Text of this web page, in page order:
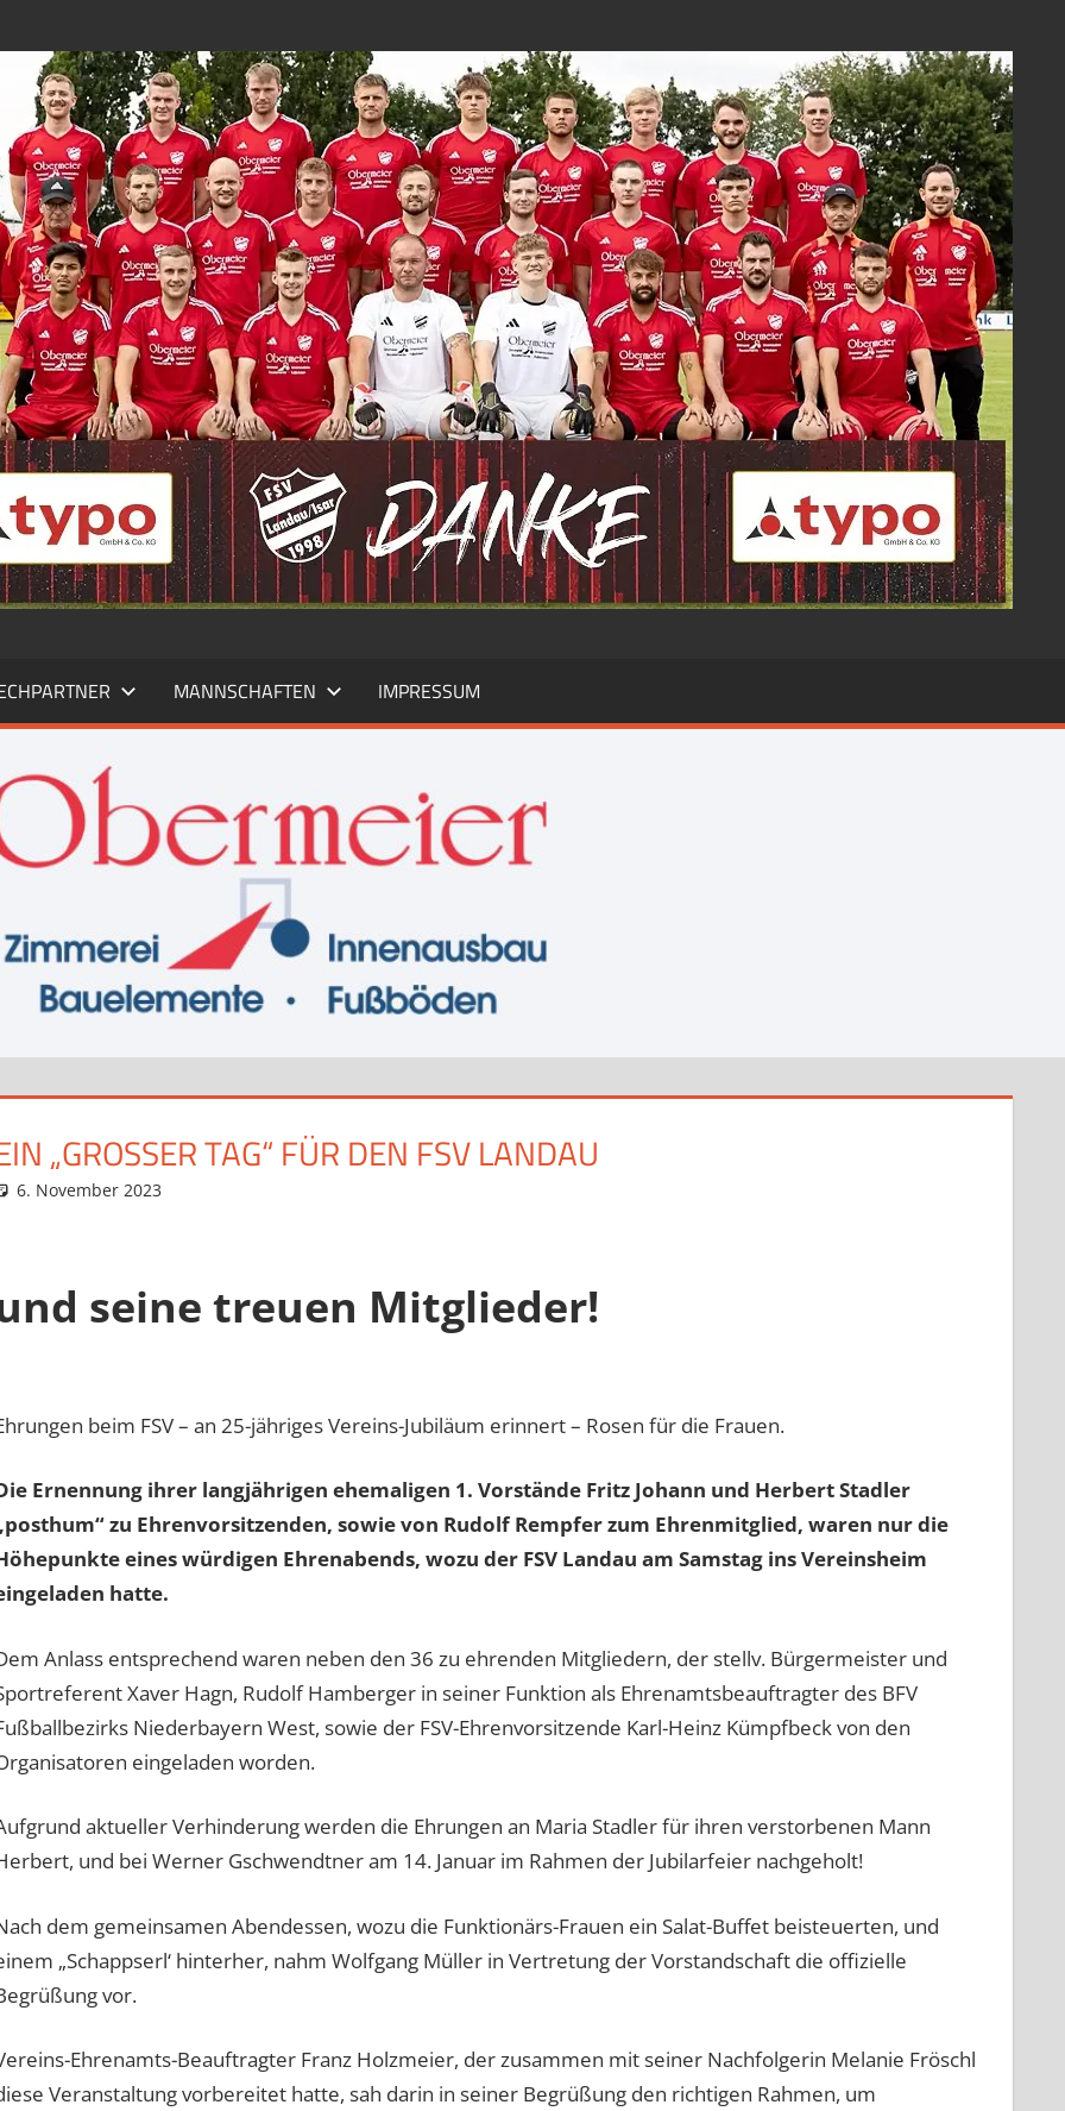
MANNSCHAFTEN IMPRESSUM
„GROSSER TAG“ FÜR DEN FSV LANDAU
6. November 2023
seine treuen Mitglieder!
beim FSV – an 25-jähriges Vereins-Jubiläum erinnert – Rosen für die Frauen.
Ernennung ihrer langjährigen ehemaligen 1. Vorstände Fritz Johann und Herbert Stadler
posthum“zu Ehrenvorsitzenden, sowie von Rudolf Rempfer zum Ehrenmitglied, waren nur die
eines würdigen Ehrenabends, wozu der FSV Landau am Samstag ins Vereinsheim
hatte.
Anlass entsprechend waren neben den 36 zu ehrenden Mitgliedern, der stellv. Bürgermeister und
Xaver Hagn, Rudolf Hamberger in seiner Funktion als Ehrenamtsbeauftragter des BFV
Niederbayern West, sowie der FSV-Ehrenvorsitzende Karl-Heinz Kümpfbeck von den
eingeladen worden.
aktueller Verhinderung werden die Ehrungen an Maria Stadler für ihren verstorbenen Mann
und bei Werner Gschwendtner am 14. Januar im Rahmen der Jubilarfeier nachgeholt!
dem gemeinsamen Abendessen, wozu die Funktionärs-Frauen ein Salat-Buffet beisteuerten, und
„Schappserl‘ hinterher, nahm Wolfgang Müller in Vertretung der Vorstandschaft die offizielle
vor.
Ehrenamts-Beauftragter Franz Holzmeier, der zusammen mit seiner Nachfolgerin Melanie Fröschl
Veranstaltung vorbereitet hatte, sah darin in seiner Begrüßung den richtigen Rahmen, um